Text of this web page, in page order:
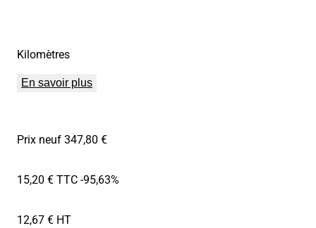
Kilomètres
En savoir plus
Prix neuf 347,80 €
15,20 € TTC-95,63%
12,67 € HT